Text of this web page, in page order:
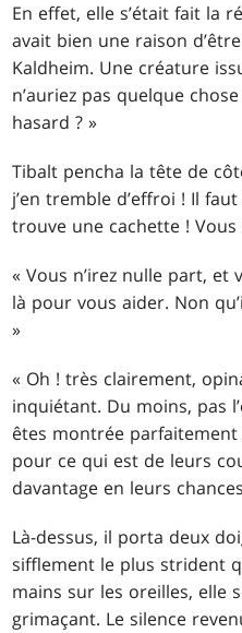
En effet, elle s’était fait la
avait bien une raison
Kaldheim. Une créature
n’auriez pas quelque
hasard ? »
Tibalt pencha la tête de
j’en tremble d’effroi ! Il
trouve une cachette !
« Vous n’irez nulle part,
là pour vous aider. Non
»
« Oh ! très clairement,
inquiétant. Du moins, pas
êtes montrée
pour ce qui est de leurs
davantage en leurs
Là-dessus, il porta deux
sifflement le plus strident
mains sur les oreilles, elle
grimaçant. Le silence